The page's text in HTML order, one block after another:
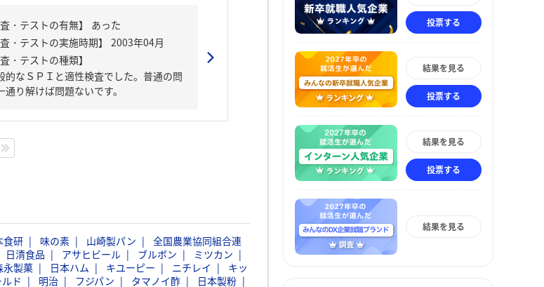
・テストの種類】
的なＳＰＩと適性検査でした。普通の問
通り解けば問題ないです。
食研 味の素 山崎製パン
全国農業協同組合連
日清食品 アサヒビール ブルボン
ミツカン
永製菓 日本ハム キユーピー ニチレイ
キッ
ド 明治 フジパン タマノイ酢
日本製粉
投票する
結果を見る
投票する
結果を見る
投票する
結果を見る